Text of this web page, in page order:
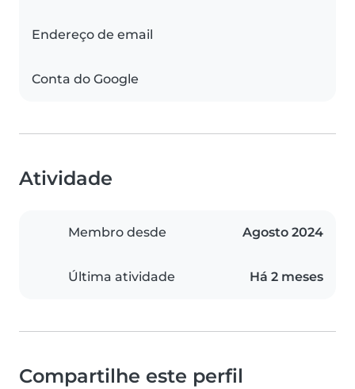
Endereço de email
Conta do Google
Atividade
Membro desde Agosto 2024
Última atividade Há 2 meses
Compartilhe este perfil